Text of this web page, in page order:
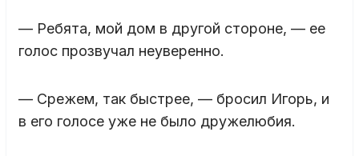
— Ребята, мой дом в другой стороне, — ее
голос прозвучал неуверенно.
— Срежем, так быстрее, — бросил Игорь, и
в его голосе уже не было дружелюбия.